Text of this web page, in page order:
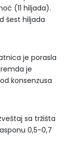
(11 hiljada).
šest hiljada
je porasla
je
konsenzusa
sa tržišta
0,5-0,7